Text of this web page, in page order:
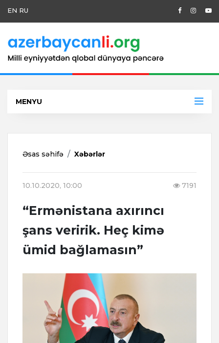
EN RU
MENYU
Əsas səhifə Xəbərlər
10.10.2020, 10:00 7191
“Ermənistana axırıncı
şans veririk. Heç kimə
ümid bağlamasın”